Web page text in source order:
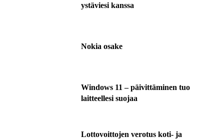
ystäviesi kanssa
Nokia osake
Windows 11 – päivittäminen tuo
laitteellesi suojaa
Lottovoittojen verotus koti- ja